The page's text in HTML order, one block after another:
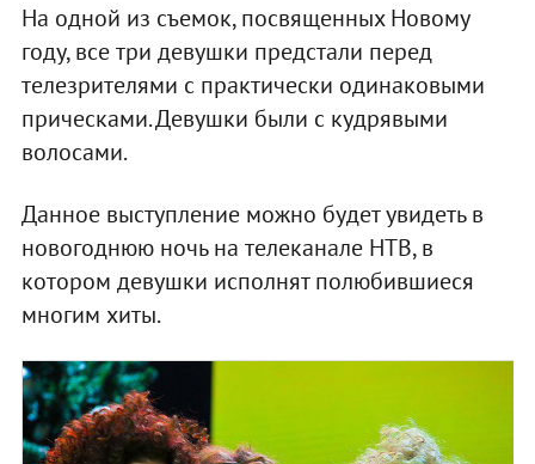
На одной из съемок, посвященных Новому
году, все три девушки предстали перед
телезрителями с практически одинаковыми
прическами. Девушки были с кудрявыми
волосами.
Данное выступление можно будет увидеть в
новогоднюю ночь на телеканале НТВ, в
котором девушки исполнят полюбившиеся
многим хиты.